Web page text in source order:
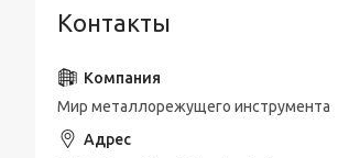
Контакты
Мир металлорежущего инструмента